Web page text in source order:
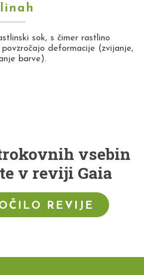
sok, s čimer rastlino
deformacije (zvijanje,
barve).
vsebin
v reviji Gaia
REVIJE